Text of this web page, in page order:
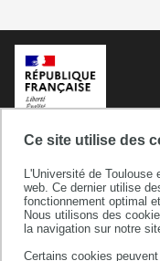
Ce site utilise des
L'Université de
web. Ce dernier utilise
fonctionnement optimal
Nous utilisons des
la navigation sur notre
Certains cookies